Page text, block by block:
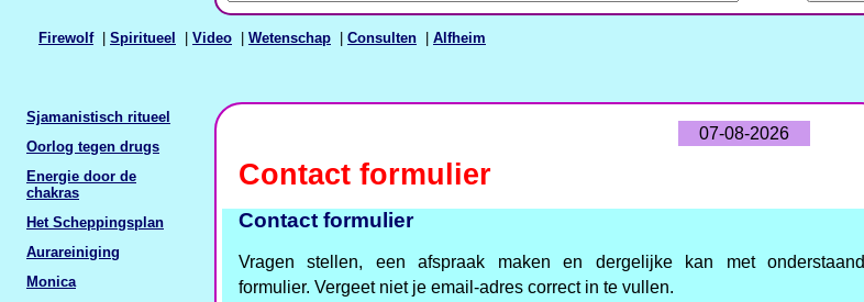
Firewolf| Spiritueel Video Wetenschap Consulten Alfheim
07-08-2026
Contact formulier
Contact formulier
Vragen stellen, een afspraak maken en dergelijke kan met onderstaand
formulier. Vergeet niet je email-adres correct in te vullen.
Sjamanistisch ritueel
Oorlog tegen drugs
Energie door de
chakras
Het Scheppingsplan
Aurareiniging
Monica